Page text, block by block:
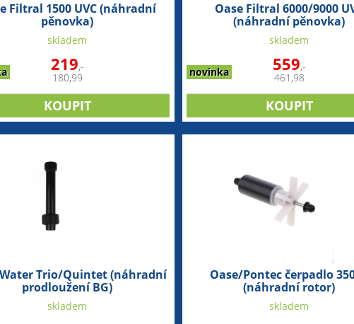
Filtral 1500 UVC (náhradní
pěnovka)
skladem
219,-
180,99
Oase Filtral 6000/9000
(náhradní pěnovka)
novinka
skladem
559,-
461,98
Water Trio/Quintet (náhradní
prodloužení BG)
skladem
Oase/Pontec čerpadlo
(náhradní rotor)
skladem